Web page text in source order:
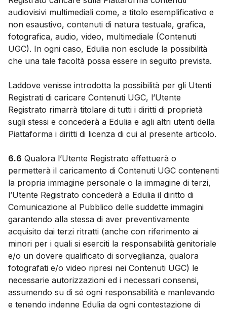
audiovisivi multimediali come, a titolo esemplificativo e
non esaustivo, contenuti di natura testuale, grafica,
fotografica, audio, video, multimediale (Contenuti
UGC). In ogni caso, Edulia non esclude la possibilità
che una tale facoltà possa essere in seguito prevista.
Laddove venisse introdotta la possibilità per gli Utenti
Registrati di caricare Contenuti UGC, l’Utente
Registrato rimarrà titolare di tutti i diritti di proprietà
sugli stessi e concederà a Edulia e agli altri utenti della
Piattaforma i diritti di licenza di cui al presente articolo.
6.6 Qualora l’Utente Registrato effettuerà o
permetterà il caricamento di Contenuti UGC contenenti
la propria immagine personale o la immagine di terzi,
l’Utente Registrato concederà a Edulia il diritto di
Comunicazione al Pubblico delle suddette immagini
garantendo alla stessa di aver preventivamente
acquisito dai terzi ritratti (anche con riferimento ai
minori per i quali si eserciti la responsabilità genitoriale
e/o un dovere qualificato di sorveglianza, qualora
fotografati e/o video ripresi nei Contenuti UGC) le
necessarie autorizzazioni ed i necessari consensi,
assumendo su di sé ogni responsabilità e manlevando
e tenendo indenne Edulia da ogni contestazione di